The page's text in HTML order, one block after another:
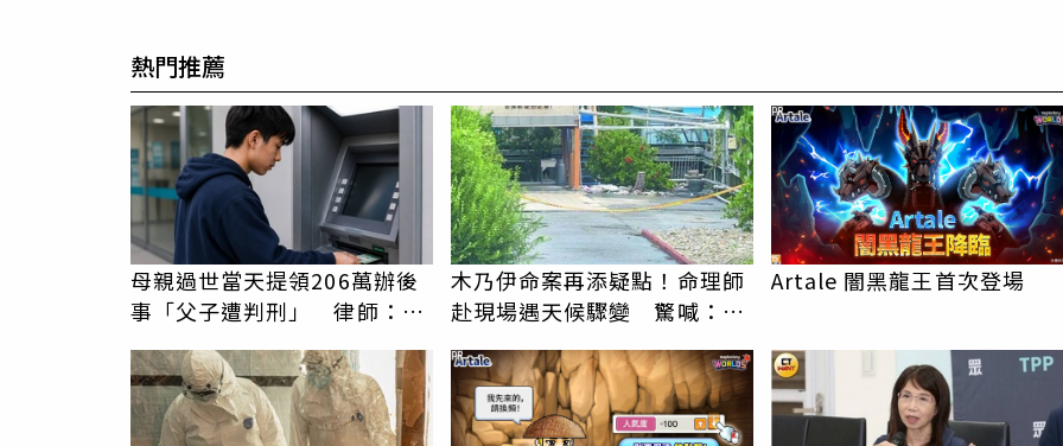
熱門推薦
母親過世當天提領206萬辦後
事「父子遭判刑」 律師：搶
錢先下手是罪
木乃伊命案再添疑點！命理師
赴現場遇天候驟變 驚喊：死
者還有冤屈
Artale 闇黑龍王首次登場
PR
PR